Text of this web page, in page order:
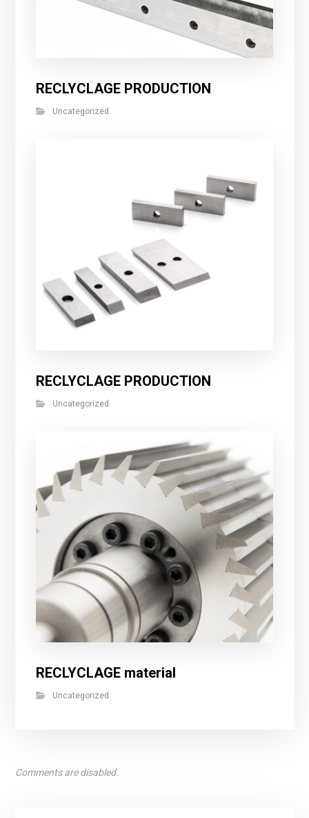
RECLYCLAGE PRODUCTION
Uncategorized
RECLYCLAGE PRODUCTION
Uncategorized
RECLYCLAGE material
Uncategorized
Comments are disabled.